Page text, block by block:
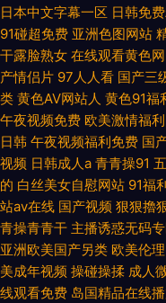
日本中文字幕一区 日韩免
91碰超免费 亚洲色图网站
干露脸熟女 在线观看黄色网
产情侣片 97人人看 国产三
类 黄色AV网站人 黄色91福
午夜视频免费 欧美激情福
日韩 午夜视频福利免费 国
视频 日韩成人a 青青操91
的 白丝美女自慰网站 91福
站av在线 国产视频 狠狠擼
青操青青干 主播诱惑无码
亚洲欧美国产另类 欧美伦
美成年视频 操碰操揉 成人
线观看免费 岛国精品在线